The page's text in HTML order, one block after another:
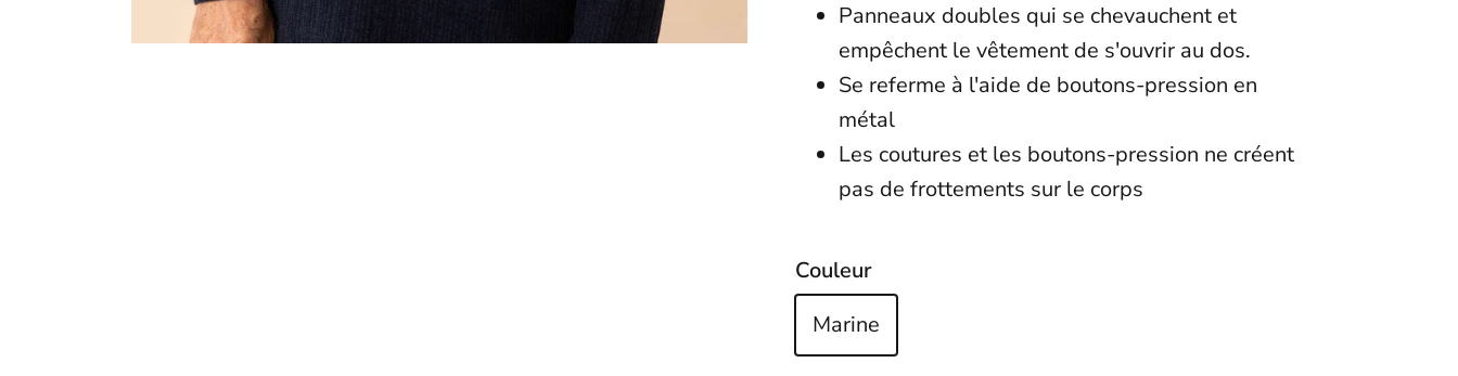
Panneaux doubles qui se chevauchent et
empêchent le vêtement de s'ouvrir au dos.
Se referme à l'aide de boutons-pression en
métal
Les coutures et les boutons-pression ne créent
pas de frottements sur le corps
Couleur
Marine